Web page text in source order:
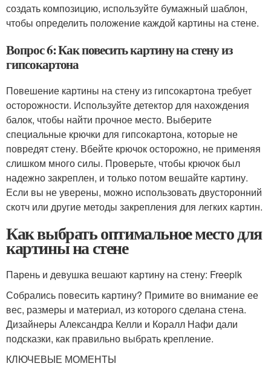
создать композицию, используйте бумажный шаблон,
чтобы определить положение каждой картины на стене.
Вопрос 6: Как повесить картину на стену из
гипсокартона
Повешение картины на стену из гипсокартона требует
осторожности. Используйте детектор для нахождения
балок, чтобы найти прочное место. Выберите
специальные крючки для гипсокартона, которые не
повредят стену. Вбейте крючок осторожно, не применяя
слишком много силы. Проверьте, чтобы крючок был
надежно закреплен, и только потом вешайте картину.
Если вы не уверены, можно использовать двусторонний
скотч или другие методы закрепления для легких картин.
Как выбрать оптимальное место для
картины на стене
Парень и девушка вешают картину на стену: Freepik
Собрались повесить картину? Примите во внимание ее
вес, размеры и материал, из которого сделана стена.
Дизайнеры Александра Келли и Коралл Нафи дали
подсказки, как правильно выбрать крепление.
КЛЮЧЕВЫЕ МОМЕНТЫ